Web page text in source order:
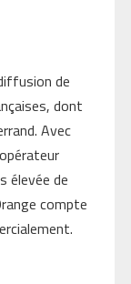
de
dont
Avec
élevée de
compte